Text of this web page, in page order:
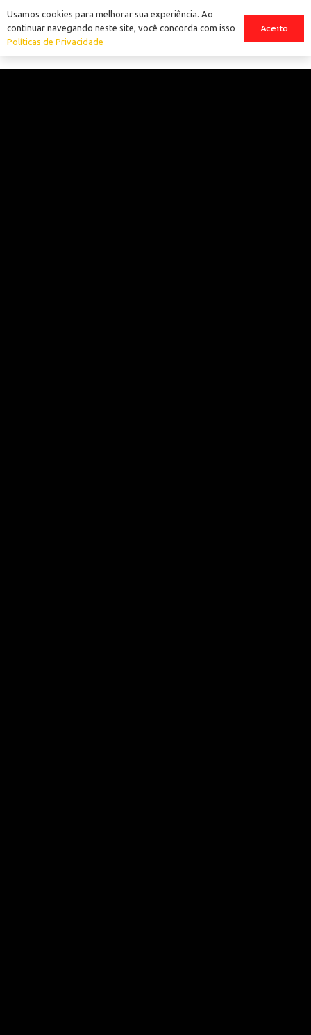
Usamos cookies para melhorar sua experiência. Ao
continuar navegando neste site, você concorda com isso
Políticas de Privacidade
Aceito